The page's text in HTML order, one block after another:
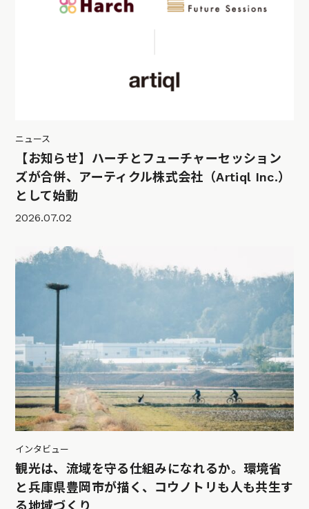
ニュース
【お知らせ】ハーチとフューチャーセッション
ズが合併、アーティクル株式会社（Artiql Inc.）
として始動
2026.07.02
インタビュー
観光は、流域を守る仕組みになれるか。環境省
と兵庫県豊岡市が描く、コウノトリも人も共生す
る地域づくり